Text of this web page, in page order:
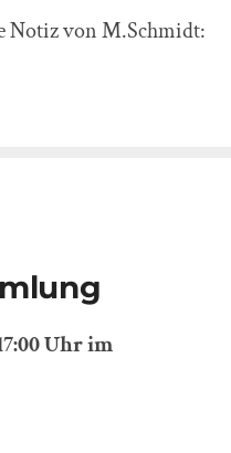
Notiz von M.Schmidt:
Uhr im